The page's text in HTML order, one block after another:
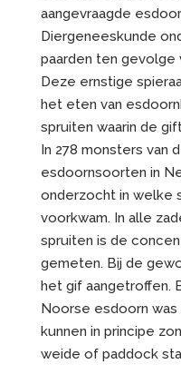
aangevraagde
Diergeneeskunde
paarden ten gevolge
Deze ernstige
het eten van
spruiten waarin de
In 278 monsters van
esdoornsoorten in
onderzocht in welke
voorkwam. In alle
spruiten is de
gemeten. Bij de
het gif aangetroffen.
Noorse esdoorn
kunnen in principe
weide of paddock